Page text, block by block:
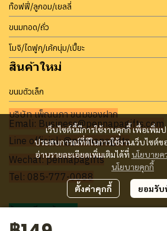
เว็บไซต์นี้มีการใช้งานคุกกี้ เพื่อเพิ่ม
ประสบการณ์ที่ดีในการใช้งานเว็บไซต์
อ่านรายละเอียดเพิ่มเติมได้ที่ นโยบายค
นโยบายคุกกี้
ตั้งค่าคุกกี้ ยอมรับ
ท๊อฟฟี่/ลูกอม/เยลลี่
ขนมทอด/ถั่ว
โมจิ/ไดฟูกุ/เค้กนุ่ม/เปี๊ยะ
สินค้าใหม่
ขนมตัวเล็ก
บริษัท เพ็ญนภา ขนมของฝาก
Emali: Business@pennapagifts.com
Line official: @pennapagifts
Wechat: pennapagifts
Tel: 085-777-0088
ร้านทุเรียนบ้านมด
Facebook: